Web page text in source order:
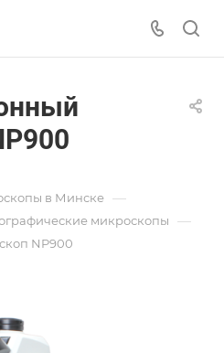
в Минске —
микроскопы —
NP900